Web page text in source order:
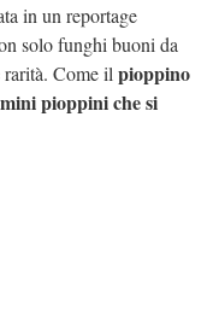
in un reportage
solo funghi buoni da
rarità. Come il pioppino
mini pioppini che si